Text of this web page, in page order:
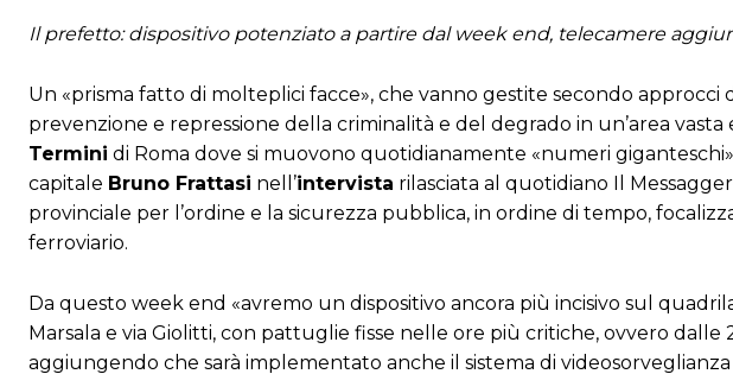
Il prefetto: dispositivo potenziato a partire dal week end, telecamere
Un «prisma fatto di molteplici facce», che vanno gestite secondo
prevenzione e repressione della criminalità e del degrado in un’area
Termini di Roma dove si muovono quotidianamente «numeri
capitale Bruno Frattasi nell’intervista rilasciata al quotidiano Il
provinciale per l’ordine e la sicurezza pubblica, in ordine di tempo,
ferroviario.
Da questo week end «avremo un dispositivo ancora più incisivo sul
Marsala e via Giolitti, con pattuglie fisse nelle ore più critiche, ovvero
aggiungendo che sarà implementato anche il sistema di